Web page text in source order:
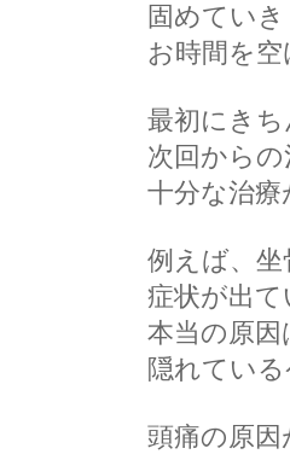
固めてい
お時間を
最初にき
次回から
十分な治
例えば、
症状が出
本当の原因
隠れてい
頭痛の原